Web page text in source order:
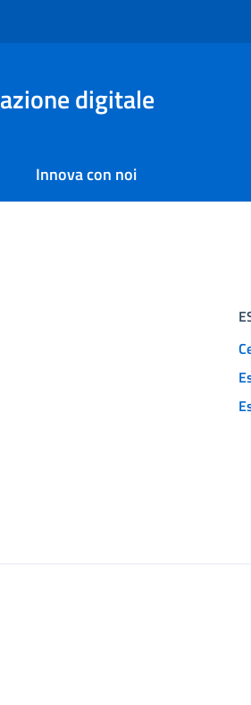
digitale
Innova con noi